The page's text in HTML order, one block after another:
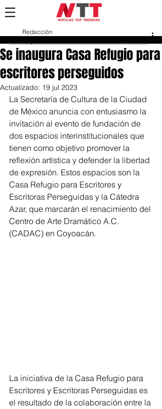
Se inaugura Casa Refugio para
escritores perseguidos
Redacción
Actualizado: 19 jul 2023
La Secretaría de Cultura de la Ciudad
de México anuncia con entusiasmo la
invitación al evento de fundación de
dos espacios interinstitucionales que
tienen como objetivo promover la
reflexión artística y defender la libertad
de expresión. Estos espacios son la
Casa Refugio para Escritores y
Escritoras Perseguidas y la Cátedra
Azar, que marcarán el renacimiento del
Centro de Arte Dramático A.C.
(CADAC) en Coyoacán.
La iniciativa de la Casa Refugio para
Escritores y Escritoras Perseguidas es
el resultado de la colaboración entre la